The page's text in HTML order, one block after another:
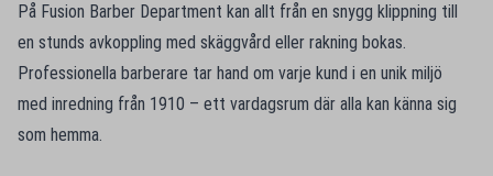
På Fusion Barber Department kan allt från en snygg klippning till
en stunds avkoppling med skäggvård eller rakning bokas.
Professionella barberare tar hand om varje kund i en unik miljö
med inredning från 1910 – ett vardagsrum där alla kan känna sig
som hemma.